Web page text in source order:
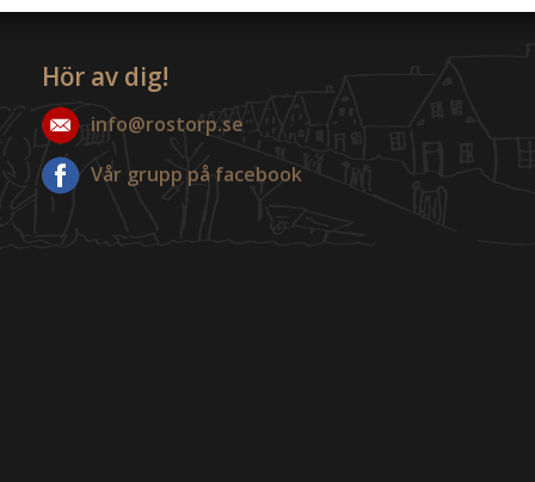
Hör av dig!
info@rostorp.se
Vår grupp på facebook